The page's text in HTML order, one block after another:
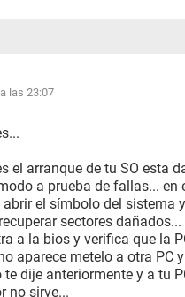
las 23:07
el arranque de tu SO esta
a prueba de fallas... en
abrir el símbolo del sistema
sectores
a la bios y verifica que la
aparece metelo a otra PC
te dije anteriormente y a tu
no sirve...